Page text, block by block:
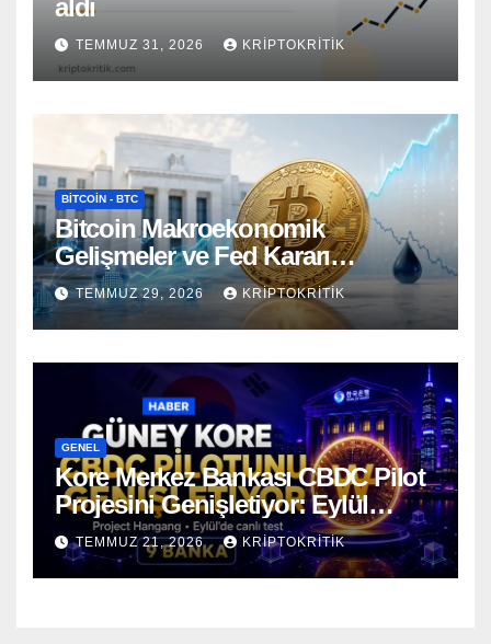
aldı
TEMMUZ 31, 2026 KRIPTOKRITIK
BITCOIN - BTC
Bitcoin Makroekonomik
Gelişmeler ve Fed Kararı
Öncesinde Dalgalı Seyrediyor
TEMMUZ 29, 2026 KRIPTOKRITIK
GENEL
Kore Merkez Bankası CBDC Pilot
Projesini Genişletiyor: Eylül
Ayında Gerçek Transferler
Başlıyor
TEMMUZ 21, 2026 KRIPTOKRITIK